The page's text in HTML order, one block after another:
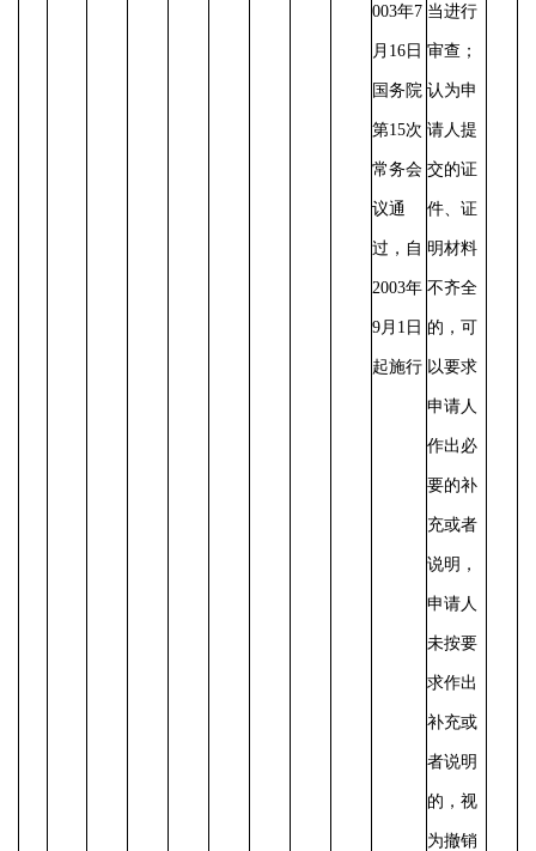
003年7
月16日
国务院
第15次
常务会
议通
过，自
2003年
9月1日
起施行
当进行
审查；
认为申
请人提
交的证
件、证
明材料
不齐全
的，可
以要求
申请人
作出必
要的补
充或者
说明，
申请人
未按要
求作出
补充或
者说明
的，视
为撤销